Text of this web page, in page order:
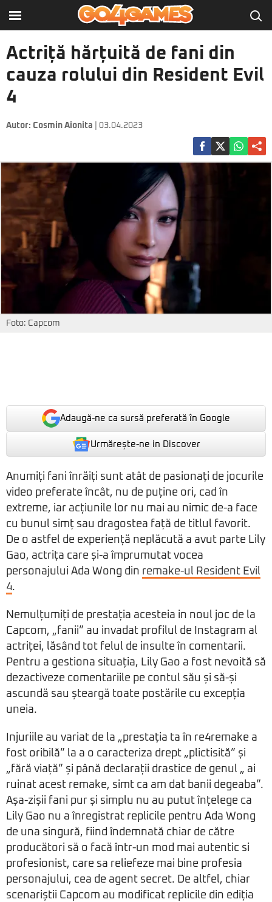
Actriță hărțuită de fani din
cauza rolului din Resident Evil
4
Autor: Cosmin Aionita | 03.04.2023
Foto: Capcom
Adaugă-ne ca sursă preferată în Google
Urmărește-ne in Discover
Anumiți fani înrăiți sunt atât de pasionați de jocurile
video preferate încât, nu de puține ori, cad în
extreme, iar acțiunile lor nu mai au nimic de-a face
cu bunul simț sau dragostea față de titlul favorit.
De o astfel de experiență neplăcută a avut parte Lily
Gao, actrița care și-a împrumutat vocea
personajului Ada Wong din remake-ul Resident Evil
4.
Nemulțumiți de prestația acesteia in noul joc de la
Capcom, „fanii” au invadat profilul de Instagram al
actriței, lăsând tot felul de insulte în comentarii.
Pentru a gestiona situația, Lily Gao a fost nevoită să
dezactiveze comentariile pe contul său și să-și
ascundă sau șteargă toate postările cu excepția
uneia.
Injuriile au variat de la „prestația ta în re4remake a
fost oribilă” la a o caracteriza drept „plictisită” și
„fără viață” și până declarații drastice de genul „ ai
ruinat acest remake, simt ca am dat banii degeaba”.
Așa-zișii fani pur și simplu nu au putut înțelege ca
Lily Gao nu a înregistrat replicile pentru Ada Wong
de una singură, fiind îndemnată chiar de către
producători să o facă într-un mod mai autentic si
profesionist, care sa reliefeze mai bine profesia
personajului, cea de agent secret. De altfel, chiar
scenariștii Capcom au modificat replicile din ediția